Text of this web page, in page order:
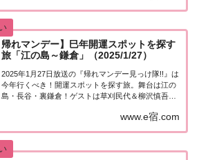
た！春の江ノ電完全制覇SP今回の旅の舞台は...
帰れマンデー】巳年開運スポットを探す
旅「江の島～鎌倉」（2025/1/27）
2025年1月27日放送の『帰れマンデー見っけ隊!!』は
今年行くべき！開運スポットを探す旅。舞台は江の
島・長谷・裏鎌倉！ゲストは草刈民代＆柳沢慎吾＆
るのか？各エリアでご当地グルメと巳年開運スポッ
トを探します！紹介された情報をまとめまし...
www.e宿.com